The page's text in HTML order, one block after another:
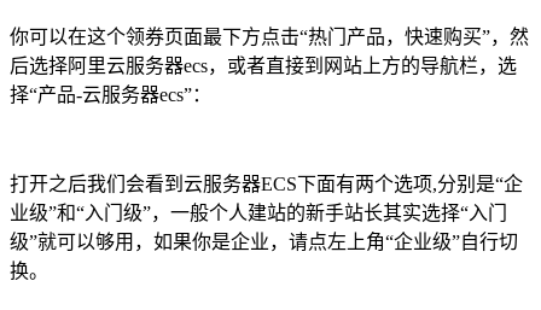
你可以在这个领券页面最下方点击“热门产品，快速购买”，然
后选择阿里云服务器ecs，或者直接到网站上方的导航栏，选
择“产品-云服务器ecs”：
打开之后我们会看到云服务器ECS下面有两个选项,分别是“企
业级”和“入门级”，一般个人建站的新手站长其实选择“入门
级”就可以够用，如果你是企业，请点左上角“企业级”自行切
换。